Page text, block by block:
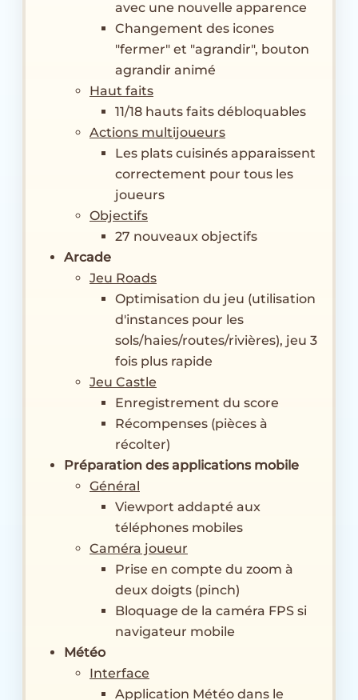
avec une nouvelle apparence
Changement des icones
"fermer" et "agrandir", bouton
agrandir animé
Haut faits
11/18 hauts faits débloquables
Actions multijoueurs
Les plats cuisinés apparaissent
correctement pour tous les
joueurs
Objectifs
27 nouveaux objectifs
Arcade
Jeu Roads
Optimisation du jeu (utilisation
d'instances pour les
sols/haies/routes/rivières), jeu 3
fois plus rapide
Jeu Castle
Enregistrement du score
Récompenses (pièces à
récolter)
Préparation des applications mobile
Général
Viewport addapté aux
téléphones mobiles
Caméra joueur
Prise en compte du zoom à
deux doigts (pinch)
Bloquage de la caméra FPS si
navigateur mobile
Météo
Interface
Application Météo dans le